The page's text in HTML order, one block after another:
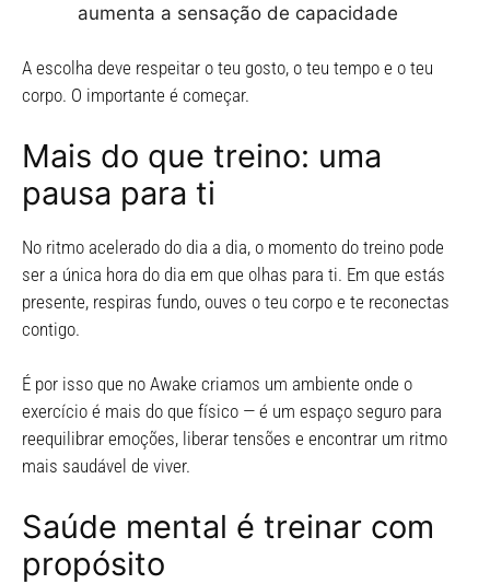
aumenta a sensação de capacidade
A escolha deve respeitar o teu gosto, o teu tempo e o teu
corpo. O importante é começar.
Mais do que treino: uma
pausa para ti
No ritmo acelerado do dia a dia, o momento do treino pode
ser a única hora do dia em que olhas para ti. Em que estás
presente, respiras fundo, ouves o teu corpo e te reconectas
contigo.
É por isso que no Awake criamos um ambiente onde o
exercício é mais do que físico — é um espaço seguro para
reequilibrar emoções, liberar tensões e encontrar um ritmo
mais saudável de viver.
Saúde mental é treinar com
propósito